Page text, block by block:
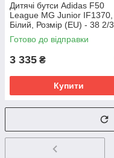
Дитячі бутси Adidas F50
League MG Junior IF1370,
Білий, Розмір (EU) - 38 2/3
Готово до відправки
3 335 ₴
Купити